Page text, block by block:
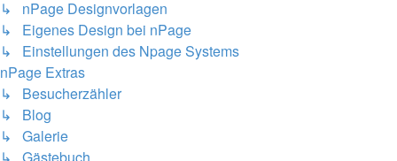
↳ nPage Designvorlagen
↳ Eigenes Design bei nPage
↳ Einstellungen des Npage Systems
nPage Extras
↳ Besucherzähler
↳ Blog
↳ Galerie